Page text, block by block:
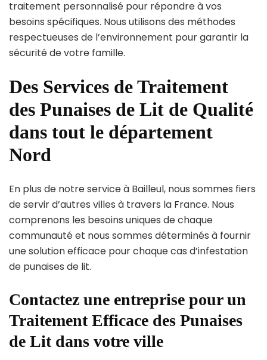
traitement personnalisé pour répondre à vos
besoins spécifiques. Nous utilisons des méthodes
respectueuses de l’environnement pour garantir la
sécurité de votre famille.
Des Services de Traitement
des Punaises de Lit de Qualité
dans tout le département
Nord
En plus de notre service à Bailleul, nous sommes fiers
de servir d’autres villes à travers la France. Nous
comprenons les besoins uniques de chaque
communauté et nous sommes déterminés à fournir
une solution efficace pour chaque cas d’infestation
de punaises de lit.
Contactez une entreprise pour un
Traitement Efficace des Punaises
de Lit dans votre ville